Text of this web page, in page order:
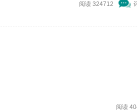
阅读 324712
阅读